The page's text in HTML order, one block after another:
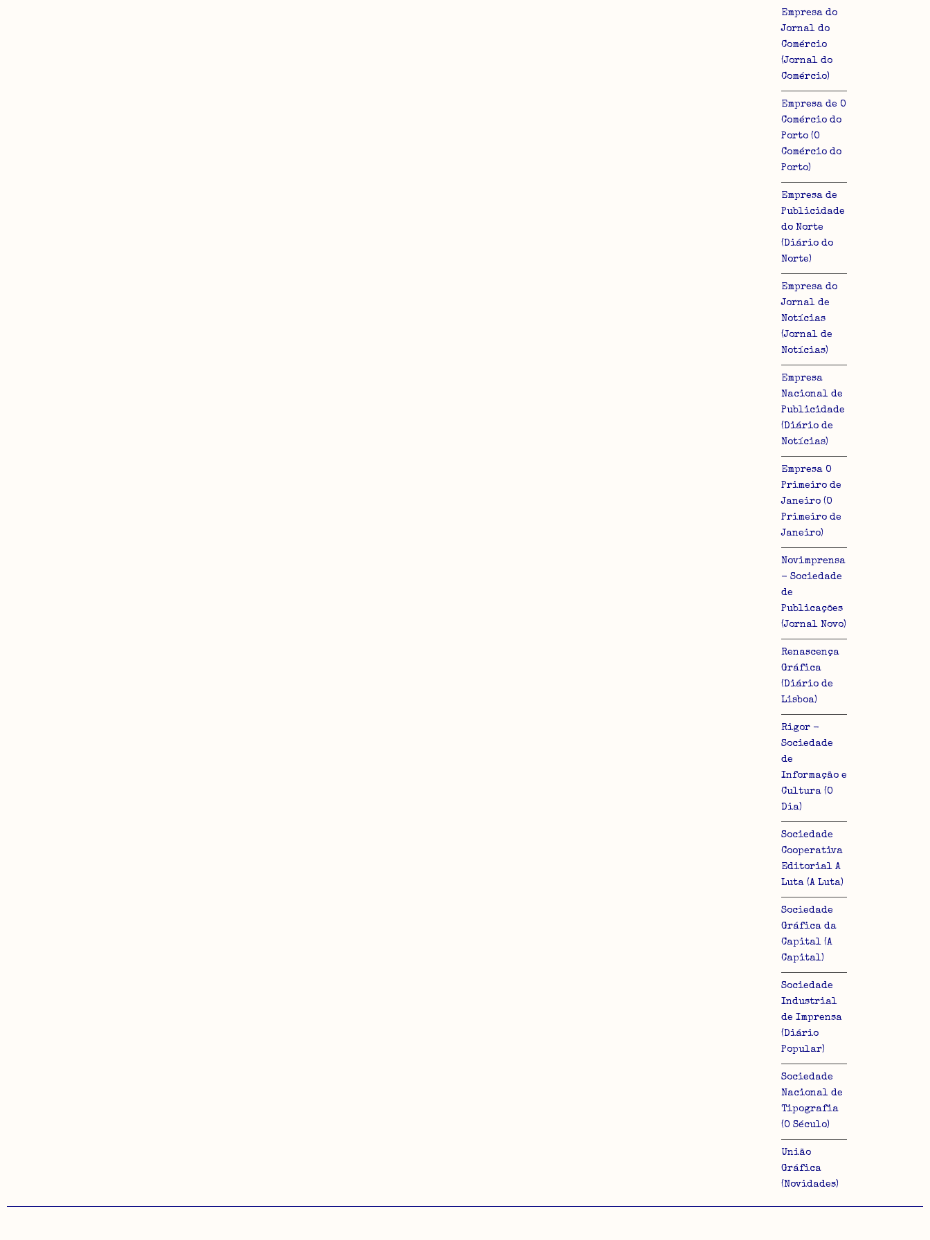
Empresa do
Jornal do
Comércio
(Jornal do
Comércio)
Empresa de O
Comércio do
Porto (O
Comércio do
Porto)
Empresa de
Publicidade
do Norte
(Diário do
Norte)
Empresa do
Jornal de
Notícias
(Jornal de
Notícias)
Empresa
Nacional de
Publicidade
(Diário de
Notícias)
Empresa O
Primeiro de
Janeiro (O
Primeiro de
Janeiro)
Novimprensa
- Sociedade
de
Publicações
(Jornal Novo)
Renascença
Gráfica
(Diário de
Lisboa)
Rigor -
Sociedade
de
Informação e
Cultura (O
Dia)
Sociedade
Cooperativa
Editorial A
Luta (A Luta)
Sociedade
Gráfica da
Capital (A
Capital)
Sociedade
Industrial
de Imprensa
(Diário
Popular)
Sociedade
Nacional de
Tipografia
(O Século)
União
Gráfica
(Novidades)